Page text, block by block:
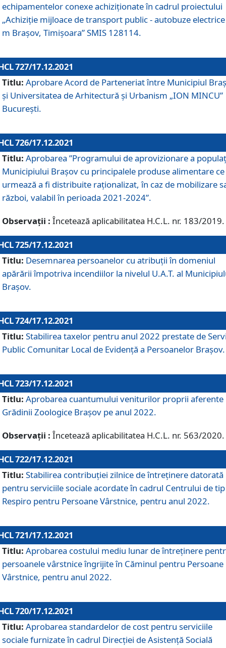
echipamentelor conexe achiziționate în cadrul proiectului
„Achiziție mijloace de transport public - autobuze
m Brașov, Timișoara” SMIS 128114.
727/17.12.2021
Titlu: Aprobare Acord de Parteneriat între Municipiul
și Universitatea de Arhitectură și Urbanism „ION MINCU”
București.
726/17.12.2021
Titlu: Aprobarea ”Programului de aprovizionare a
Municipiului Braşov cu principalele produse alimentare ce
urmează a fi distribuite raționalizat, în caz de mobilizare
război, valabil în perioada 2021-2024”.
Observații : Încetează aplicabilitatea H.C.L. nr. 183/2019.
725/17.12.2021
Titlu: Desemnarea persoanelor cu atribuții în domeniul
apărării împotriva incendiilor la nivelul U.A.T. al
Brașov.
724/17.12.2021
Titlu: Stabilirea taxelor pentru anul 2022 prestate de
Public Comunitar Local de Evidență a Persoanelor Braşov.
723/17.12.2021
Titlu: Aprobarea cuantumului veniturilor proprii aferente
Grădinii Zoologice Braşov pe anul 2022.
Observații : Încetează aplicabilitatea H.C.L. nr. 563/2020.
722/17.12.2021
Titlu: Stabilirea contribuţiei zilnice de întreținere datorată
pentru serviciile sociale acordate în cadrul Centrului de tip
Respiro pentru Persoane Vârstnice, pentru anul 2022.
721/17.12.2021
Titlu: Aprobarea costului mediu lunar de întreţinere
persoanele vârstnice îngrijite în Căminul pentru Persoane
Vârstnice, pentru anul 2022.
720/17.12.2021
Titlu: Aprobarea standardelor de cost pentru serviciile
sociale furnizate în cadrul Direcției de Asistență Socială